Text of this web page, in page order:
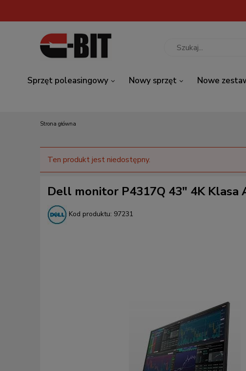
Sprzęt poleasingowy Nowy sprzęt Nowe
Strona główna
Ten produkt jest niedostępny.
Dell monitor P4317Q 43" 4K Klasa
Kod produktu: 97231